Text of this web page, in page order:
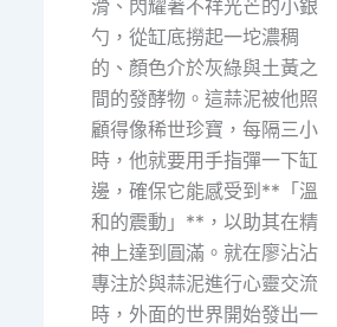
滑、閃耀著不祥光芒的小銀
勺，從缸底撈起一坨濃稠
的、顏色介於灰綠與土黃之
間的發酵物。這蒜泥被他照
顧得像稀世珍寶，每隔三小
時，他就要用手指彈一下缸
邊，確保它能感受到**「溫
和的震動」**，以助其在精
神上達到圓滿。就在廖沾沾
專注於與蒜泥進行心靈交流
時，外面的世界開始發出一